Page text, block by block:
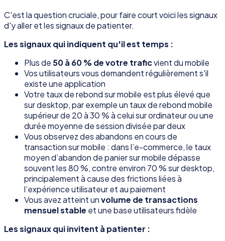
C'est la question cruciale, pour faire court voici les signaux
d'y aller et les signaux de patienter.
Les signaux qui indiquent qu'il est temps :
Plus de 50 à 60 % de votre traficvient du mobile
Vos utilisateurs vous demandent régulièrement s'il
existe une application
Votre taux de rebond sur mobile est plus élevé que
sur desktop, par exemple un taux de rebond mobile
supérieur de 20 à 30 % à celui sur ordinateur ou une
durée moyenne de session divisée par deux
Vous observez des abandons en cours de
transaction sur mobile : dans l’e-commerce, le taux
moyen d’abandon de panier sur mobile dépasse
souvent les 80 %, contre environ 70 % sur desktop,
principalement à cause des frictions liées à
l’expérience utilisateur et au paiement
Vous avez atteint unvolume de transactions
mensuel stable et une base utilisateurs fidèle
Les signaux qui invitent à patienter :